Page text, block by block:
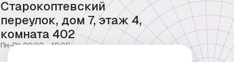
Старокоптевский
переулок, дом 7, этаж 4,
комната 402
Пн-Пт 09:00 - 19:00